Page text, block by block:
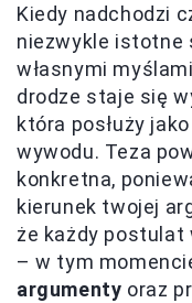
Kiedy nadchodzi
niezwykle istotne
własnymi
drodze staje się
która posłuży
wywodu. Teza
konkretna,
kierunek twojej
że każdy postulat
– w tym
argumenty oraz